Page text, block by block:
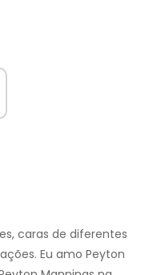
caras de diferentes
Eu amo Peyton